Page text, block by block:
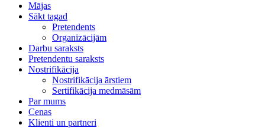
Mājas
Sākt tagad
Pretendents
Organizācijām
Darbu saraksts
Pretendentu saraksts
Nostrifikācija
Nostrifikācija ārstiem
Sertifikācija medmāsām
Par mums
Cenas
Klienti un partneri